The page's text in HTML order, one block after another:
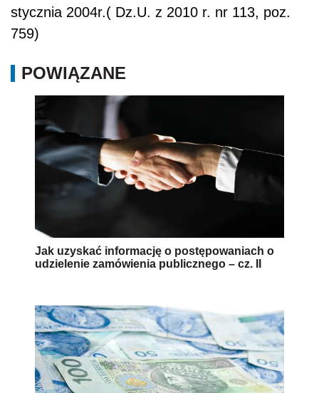
stycznia 2004r.( Dz.U. z 2010 r. nr 113, poz.
759)
POWIĄZANE
Jak uzyskać informację o postępowaniach o
udzielenie zamówienia publicznego – cz. II